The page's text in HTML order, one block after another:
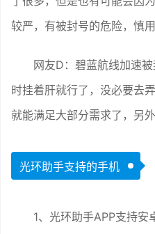
较严，有被封号的危险，慎用
网友D：碧蓝航线加速
时挂着肝就行了，没必要去
就能满足大部分需求了，另
光环助手支持的手机
1、光环助手APP支持安